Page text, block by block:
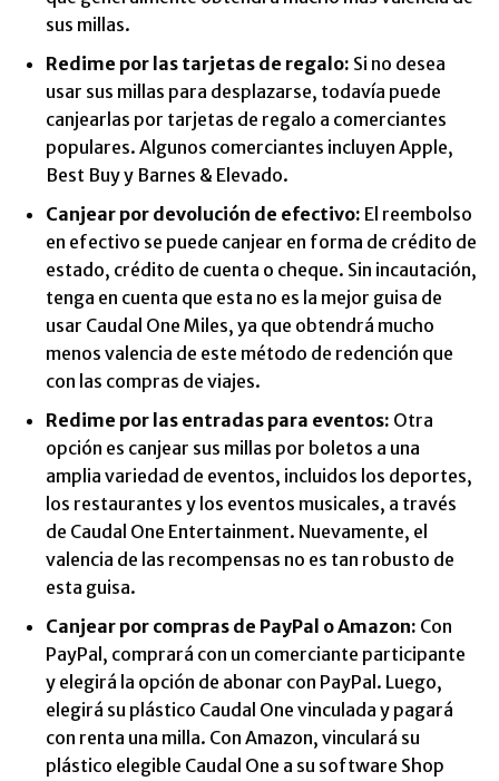
sus millas.
Redime por las tarjetas de regalo: Si no desea
usar sus millas para desplazarse, todavía puede
canjearlas por tarjetas de regalo a comerciantes
populares. Algunos comerciantes incluyen Apple,
Best Buy y Barnes & Elevado.
Canjear por devolución de efectivo: El reembolso
en efectivo se puede canjear en forma de crédito de
estado, crédito de cuenta o cheque. Sin incautación,
tenga en cuenta que esta no es la mejor guisa de
usar Caudal One Miles, ya que obtendrá mucho
menos valencia de este método de redención que
con las compras de viajes.
Redime por las entradas para eventos: Otra
opción es canjear sus millas por boletos a una
amplia variedad de eventos, incluidos los deportes,
los restaurantes y los eventos musicales, a través
de Caudal One Entertainment. Nuevamente, el
valencia de las recompensas no es tan robusto de
esta guisa.
Canjear por compras de PayPal o Amazon: Con
PayPal, comprará con un comerciante participante
y elegirá la opción de abonar con PayPal. Luego,
elegirá su plástico Caudal One vinculada y pagará
con renta una milla. Con Amazon, vinculará su
plástico elegible Caudal One a su software Shop